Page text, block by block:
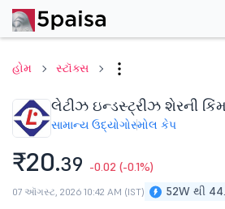
હોમ સ્ટૉક્સ
લેટીઝ ઇન્ડસ્ટ્રીઝ શેરની
સામાન્ય ઉદ્યોગોસ્મોલ કેપ
₹20.39 -0.02 (-0.1%)
52W થી
07 ઑગસ્ટ, 2026 10:42 AM (IST)
પરફોર્મન્સફાઇનાન્શિયલ્સ